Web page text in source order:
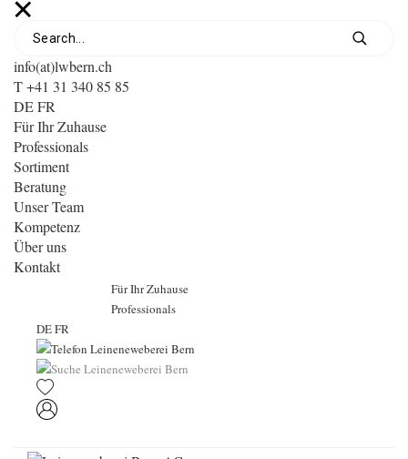
info(at)lwbern.ch
T +41 31 340 85 85
DEFR
Für Ihr Zuhause
Professionals
Sortiment
Beratung
Unser Team
Kompetenz
Über uns
Kontakt
Für Ihr Zuhause
Professionals
DEFR